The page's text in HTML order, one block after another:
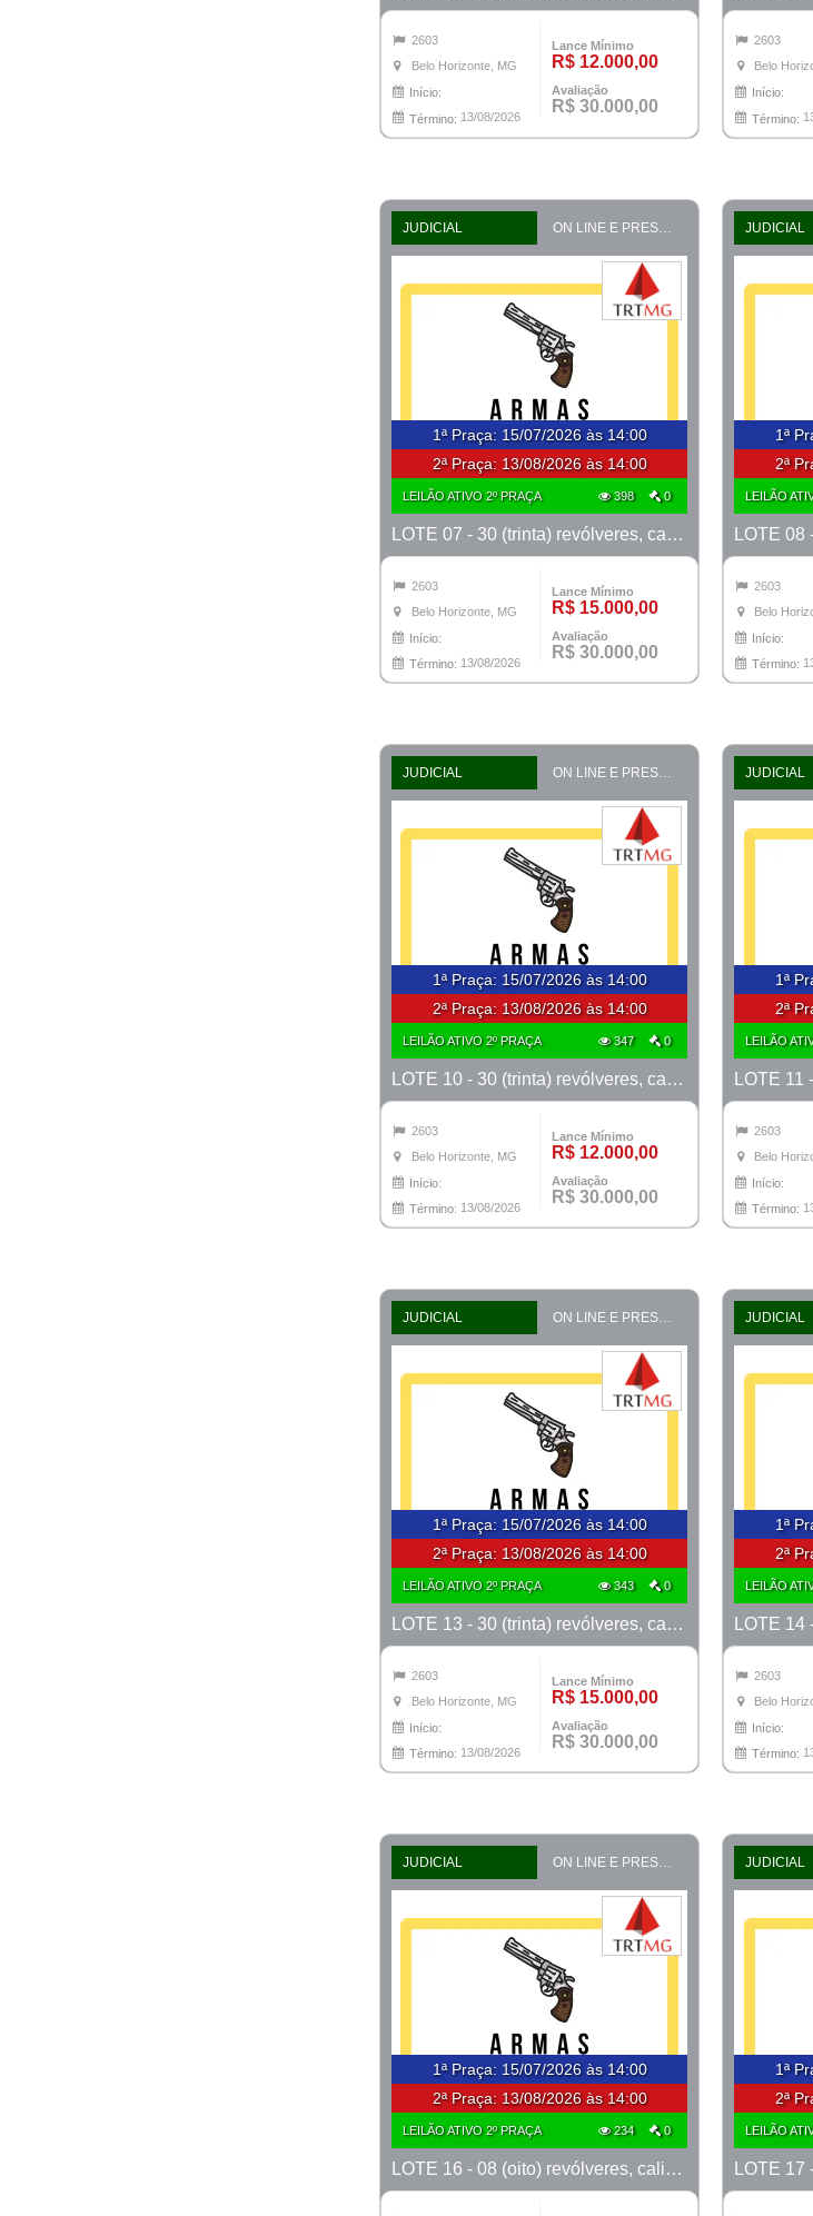
2603
Belo Horizonte, MG
Início:
Término: 13/08/2026
Lance Mínimo
R$ 12.000,00
Avaliação
R$ 30.000,00
2603
Belo
Início:
Término:
JUDICIAL
1ª Praça: 15/07/2026 às 14:00
2ª Praça: 13/08/2026 às 14:00
LEILÃO ATIVO 2º PRAÇA 398 0
LOTE 07 - 30 (trinta) revólveres, calibre 38, marcas Taurus e Rossi
2603
Belo Horizonte, MG
Início:
Término: 13/08/2026
Lance Mínimo
R$ 15.000,00
Avaliação
R$ 30.000,00
JUDICIAL
1ª
2ª
LEILÃO
2603
Belo
Início:
Término:
JUDICIAL
1ª Praça: 15/07/2026 às 14:00
2ª Praça: 13/08/2026 às 14:00
LEILÃO ATIVO 2º PRAÇA 347 0
LOTE 10 - 30 (trinta) revólveres, calibre 38, marcas Taurus e Rossi
2603
Belo Horizonte, MG
Início:
Término: 13/08/2026
Lance Mínimo
R$ 12.000,00
Avaliação
R$ 30.000,00
JUDICIAL
1ª
2ª
LEILÃO
2603
Belo
Início:
Término:
JUDICIAL ON LINE E PRESENCIAL
1ª Praça: 15/07/2026 às 14:00
2ª Praça: 13/08/2026 às 14:00
LEILÃO ATIVO 2º PRAÇA 343 0
LOTE 13 - 30 (trinta) revólveres, calibre 38, marcas Taurus e Rossi
2603
Belo Horizonte, MG
Início:
Término: 13/08/2026
Lance Mínimo
R$ 15.000,00
Avaliação
R$ 30.000,00
JUDICIAL
1ª
2ª
LEILÃO
2603
Belo
Início:
Término:
JUDICIAL ON LINE E PRESENCIAL
1ª Praça: 15/07/2026 às 14:00
2ª Praça: 13/08/2026 às 14:00
LEILÃO ATIVO 2º PRAÇA 234 0
LOTE 16 - 08 (oito) revólveres, calibre 38, marcas Taurus e Rossi
JUDICIAL
1ª
2ª
LEILÃO